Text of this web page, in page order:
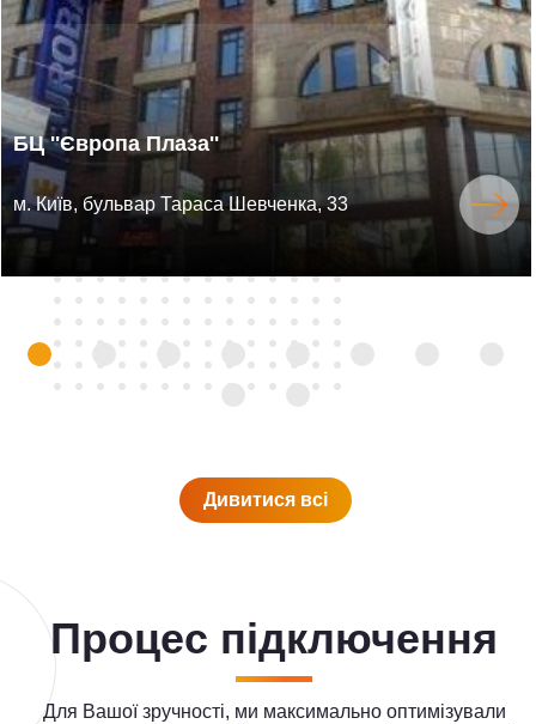
БЦ ''Європа Плаза''
м. Київ, бульвар Тараса Шевченка, 33
Дивитися всi
Процес підключення
Для Вашої зручності, ми максимально оптимізували